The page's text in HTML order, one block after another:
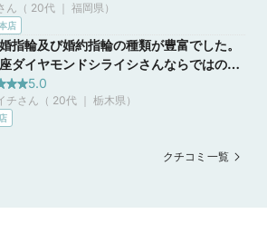
いたようであった、好みや希望をつぶさ
み取って頂き、とにかく的確に商品を提案
下さいました。こんなに早くお互い気に入
のに出会えるなんて本当に驚きです。
ん（ 20代 ｜ 福岡県）
店
婚指輪及び婚約指輪の種類が豊富でした。
座ダイヤモンドシライシさんならではのサ
チェーンのため、(商社等の経由無しのダ
ンド調達方法のため)ダイヤモンドの価格
社より安く購入することができる。
5.0
チさん（ 20代 ｜ 栃木県）
クチコミ一覧